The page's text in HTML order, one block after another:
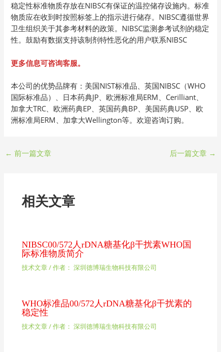
稳定性标准物质存放在NIBSC有保证的温控储存设施内。标准
物质应在收到时按照标签上的指示进行储存。NIBSC遵循世界
卫生组织关于其参考材料的政策。NIBSC监测参考试剂的稳定
性。鼓励有数据支持该制剂特性恶化的用户联系NIBSC
更多信息可咨询客服。
本公司的优势品牌有：美国NIST标准品、英国NIBSC（WHO
国际标准品）、日本药典JP、欧洲标准局ERM、Cerilliant、
加拿大TRC、欧洲药典EP、英国药典BP、美国药典USP、欧
洲标准局ERM、加拿大Wellington等。欢迎咨询订购。
← 前一篇文章 后一篇文章 →
相关文章
NIBSC00/572人rDNA糖基化β干扰素WHO国
际标准物质简介
技术文章/ 作者： 深圳德博瑞生物科技有限公司
WHO标准品00/572人rDNA糖基化β干扰素的
稳定性
技术文章/ 作者： 深圳德博瑞生物科技有限公司